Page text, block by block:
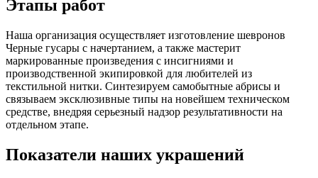
Этапы работ
Наша организация осуществляет изготовление шевронов
Черные гусары с начертанием, а также мастерит
маркированные произведения с инсигниями и
производственной экипировкой для любителей из
текстильной нитки. Синтезируем самобытные абрисы и
связываем эксклюзивные типы на новейшем техническом
средстве, внедряя серьезный надзор результативности на
отдельном этапе.
Показатели наших украшений